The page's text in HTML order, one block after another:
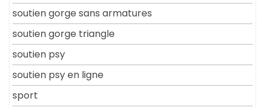
soutien gorge sans armatures
soutien gorge triangle
soutien psy
soutien psy en ligne
sport